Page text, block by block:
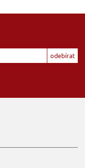
odebírat